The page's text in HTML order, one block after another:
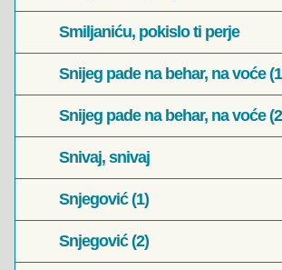
Smiljaniću, pokislo ti perje
Snijeg pade na behar, na voće
Snijeg pade na behar, na voće
Snivaj, snivaj
Snjegović (1)
Snjegović (2)